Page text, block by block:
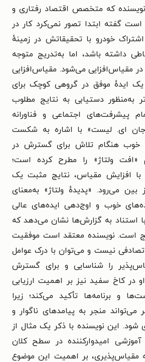
که متخصص اقتصاد رفتاری و
گفته ابتدا تصور نمی‌کرد کار در
خودرو با تحقیقاتش در زمینهٔ
داشته باشد، اما به‌تدریج متوجه
مقیاس‌افزایی می‌شود. مقیاس‌افزایی
یک ایدهٔ موفق در گروهی کوچک برای
به‌منظور دستیابی به نتایج مطلوب
پیشرفت‌های اجتماعی و فناورانه
ای. لیست» با اشاره به شکست
خوب هنگام تلاش برای گسترش در
«افت ولتاژ» را مطرح کرده است؛
افزایش مقیاس، نتایج مثبت یک
بین می‌رود. «پدیدهٔ ولتاژ» به‌معنای
خوب و اوج‌دهی ایده‌های عالی
استناد به گزارش‌ها نشان می‌دهد که
است. نویسنده معتقد است موفقیت
نیست و می‌توان با درک عوامل
را شناسایی و برای گسترش
در کاخ سفید نیز بر اهمیت ارزیابی
و برنامه‌ها تأکید می‌کند؛ زیرا
می‌تواند منجر به پیامدهای ناگوار و
شود. این نویسنده با ذکر یک مثال از
امیدوارکننده در سطح کلان
مقیاس‌پذیری، بر اهمیت این موضوع